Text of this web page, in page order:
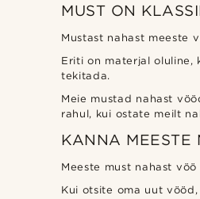
MUST ON
Mustast nahast meeste
Eriti on materjal oluline,
tekitada.
Meie mustad nahast
rahul, kui ostate meilt
KANNA MEESTE
Meeste must nahast
Kui otsite oma uut